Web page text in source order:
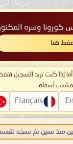
كورونا وسره
هنا
أما إذا كنت تريد التسجيل
أسفله.
Français
منذ سنين تمّ نسخه لقسم